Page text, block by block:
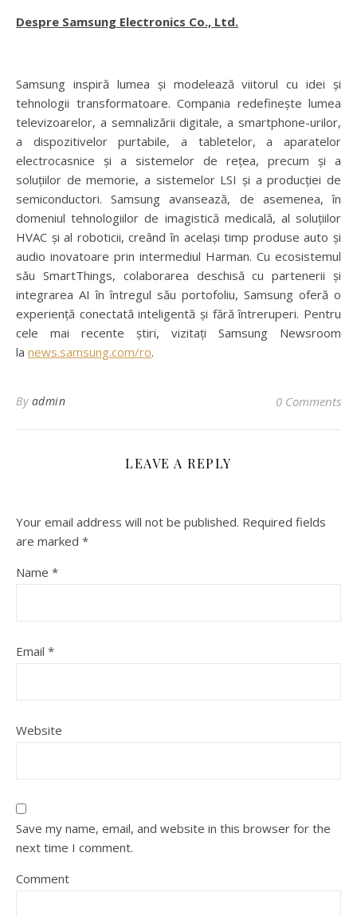
Despre Samsung Electronics Co., Ltd.
Samsung inspiră lumea și modelează viitorul cu idei și
tehnologii transformatoare. Compania redefinește lumea
televizoarelor, a semnalizării digitale, a smartphone-urilor,
a dispozitivelor purtabile, a tabletelor, a aparatelor
electrocasnice și a sistemelor de rețea, precum și a
soluțiilor de memorie, a sistemelor LSI și a producției de
semiconductori. Samsung avansează, de asemenea, în
domeniul tehnologiilor de imagistică medicală, al soluțiilor
HVAC și al roboticii, creând în același timp produse auto și
audio inovatoare prin intermediul Harman. Cu ecosistemul
său SmartThings, colaborarea deschisă cu partenerii și
integrarea AI în întregul său portofoliu, Samsung oferă o
experiență conectată inteligentă și fără întreruperi. Pentru
cele mai recente știri, vizitați Samsung Newsroom
la news.samsung.com/ro.
By admin 0 Comments
LEAVE A REPLY
Your email address will not be published. Required fields
are marked *
Name *
Email *
Website
Save my name, email, and website in this browser for the
next time I comment.
Comment